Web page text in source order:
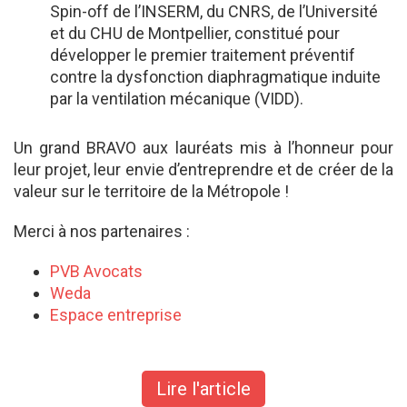
Spin-off de l’INSERM, du CNRS, de l’Université
et du CHU de Montpellier, constitué pour
développer le premier traitement préventif
contre la dysfonction diaphragmatique induite
par la ventilation mécanique (VIDD).
Un grand BRAVO aux lauréats mis à l’honneur pour
leur projet, leur envie d’entreprendre et de créer de la
valeur sur le territoire de la Métropole !
Merci à nos partenaires :
PVB Avocats
Weda
Espace entreprise
Lire l'article